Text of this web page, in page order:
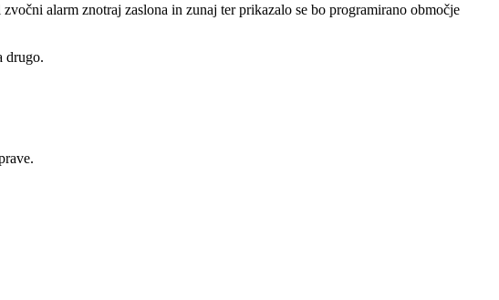
alarm znotraj zaslona in zunaj ter prikazalo se bo programirano območje
drugo.